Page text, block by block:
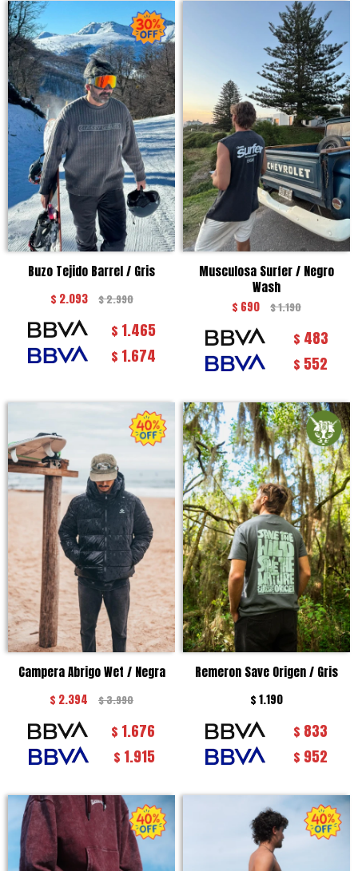
Buzo Tejido Barrel / Gris
$ 2.093 $2.990
$ 1.465
$ 1.674
Musculosa Surfer / Negro
Wash
$ 690 $1.190
$ 483
$ 552
Campera Abrigo Wet / Negra
$ 2.394 $3.990
$ 1.676
$ 1.915
Remeron Save Origen / Gris
$1.190
$ 833
$ 952